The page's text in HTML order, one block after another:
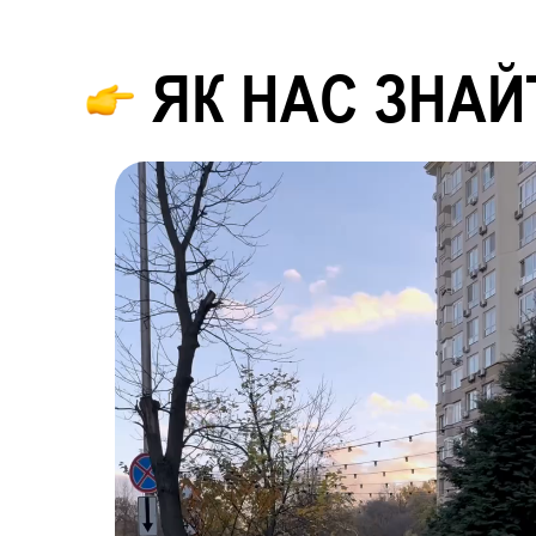
ЯК НАС